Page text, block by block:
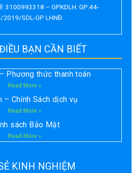
3100993318 – GPKDLH: GP:44-
SDL-GP LHNĐ.
BẠN CẦN BIẾT
Phương thức thanh toán
Read More »
– Chính Sách dịch vụ
Read More »
sách Bảo Mật
Read More »
KINH NGHIỆM